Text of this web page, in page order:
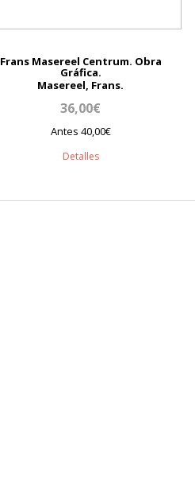
Frans Masereel Centrum. Obra
Gráfica.
Masereel, Frans.
36,00€
Antes 40,00€
Detalles